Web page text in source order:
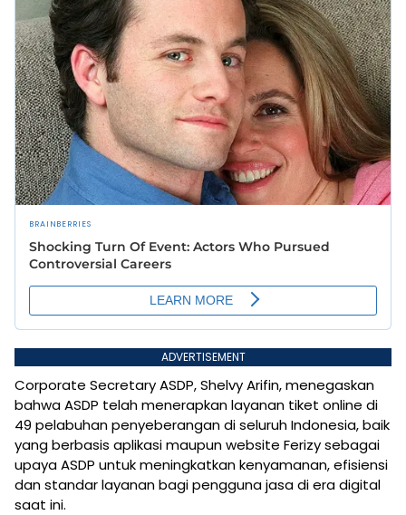
ADVERTISEMENT
Corporate Secretary ASDP, Shelvy Arifin, menegaskan
bahwa ASDP telah menerapkan layanan tiket online di
49 pelabuhan penyeberangan di seluruh Indonesia, baik
yang berbasis aplikasi maupun website Ferizy sebagai
upaya ASDP untuk meningkatkan kenyamanan, efisiensi
dan standar layanan bagi pengguna jasa di era digital
saat ini.